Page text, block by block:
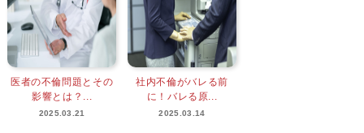
医者の不倫問題とその
影響とは？...
2025.03.21
社内不倫がバレる前
に！バレる原...
2025.03.14